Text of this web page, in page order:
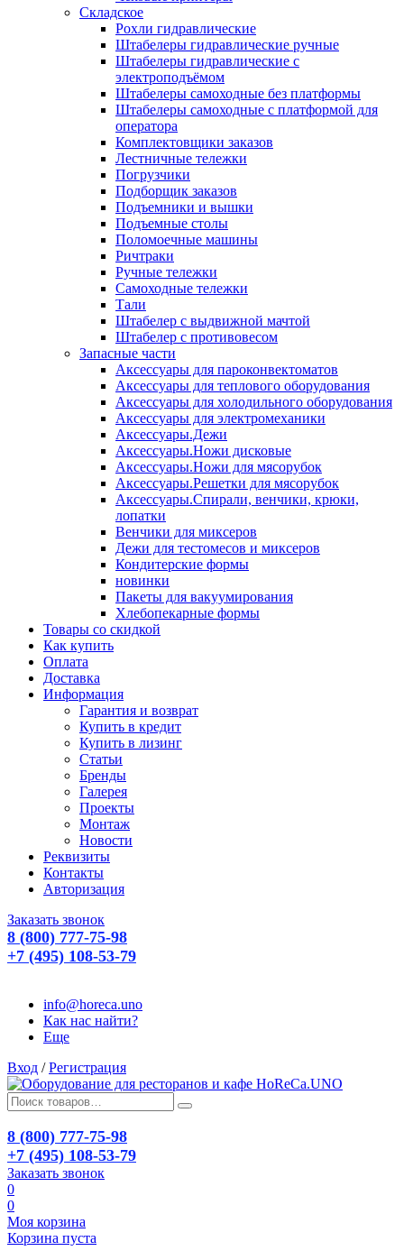
Складское
Рохли гидравлические
Штабелеры гидравлические ручные
Штабелеры гидравлические с
электроподъёмом
Штабелеры самоходные без платформы
Штабелеры самоходные с платформой для
оператора
Комплектовщики заказов
Лестничные тележки
Погрузчики
Подборщик заказов
Подъемники и вышки
Подъемные столы
Поломоечные машины
Ричтраки
Ручные тележки
Самоходные тележки
Тали
Штабелер с выдвижной мачтой
Штабелер с противовесом
Запасные части
Аксессуары для пароконвектоматов
Аксессуары для теплового оборудования
Аксессуары для холодильного оборудования
Аксессуары для электромеханики
Аксессуары.Дежи
Аксессуары.Ножи дисковые
Аксессуары.Ножи для мясорубок
Аксессуары.Решетки для мясорубок
Аксессуары.Спирали, венчики, крюки,
лопатки
Венчики для миксеров
Дежи для тестомесов и миксеров
Кондитерские формы
новинки
Пакеты для вакуумирования
Хлебопекарные формы
Товары со скидкой
Как купить
Оплата
Доставка
Информация
Гарантия и возврат
Купить в кредит
Купить в лизинг
Статьи
Бренды
Галерея
Проекты
Монтаж
Новости
Реквизиты
Контакты
Авторизация
Заказать звонок
8 (800) 777-75-98
+7 (495) 108-53-79
info@horeca.uno
Как нас найти?
Еще
Вход / Регистрация
8 (800) 777-75-98
+7 (495) 108-53-79
Заказать звонок
0
0
Моя корзина
Корзина пуста